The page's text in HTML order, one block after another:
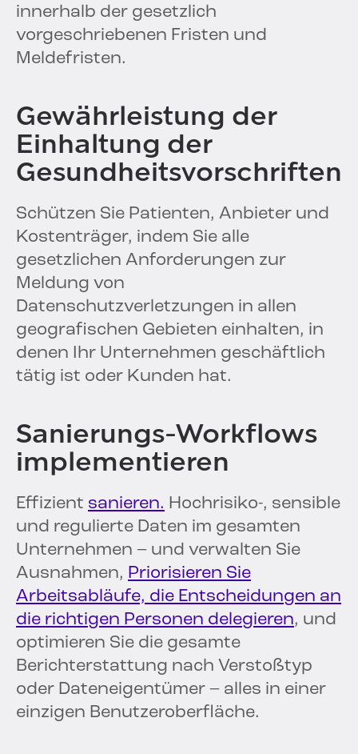
innerhalb der gesetzlich
vorgeschriebenen Fristen und
Meldefristen.
Gewährleistung der
Einhaltung der
Gesundheitsvorschriften
Schützen Sie Patienten, Anbieter und
Kostenträger, indem Sie alle
gesetzlichen Anforderungen zur
Meldung von
Datenschutzverletzungen in allen
geografischen Gebieten einhalten, in
denen Ihr Unternehmen geschäftlich
tätig ist oder Kunden hat.
Sanierungs-Workflows
implementieren
Effizient sanieren. Hochrisiko-, sensible
und regulierte Daten im gesamten
Unternehmen – und verwalten Sie
Ausnahmen, Priorisieren Sie
Arbeitsabläufe, die Entscheidungen an
die richtigen Personen delegieren, und
optimieren Sie die gesamte
Berichterstattung nach Verstoßtyp
oder Dateneigentümer – alles in einer
einzigen Benutzeroberfläche.